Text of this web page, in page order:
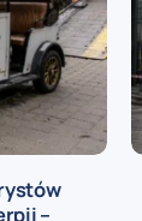
–